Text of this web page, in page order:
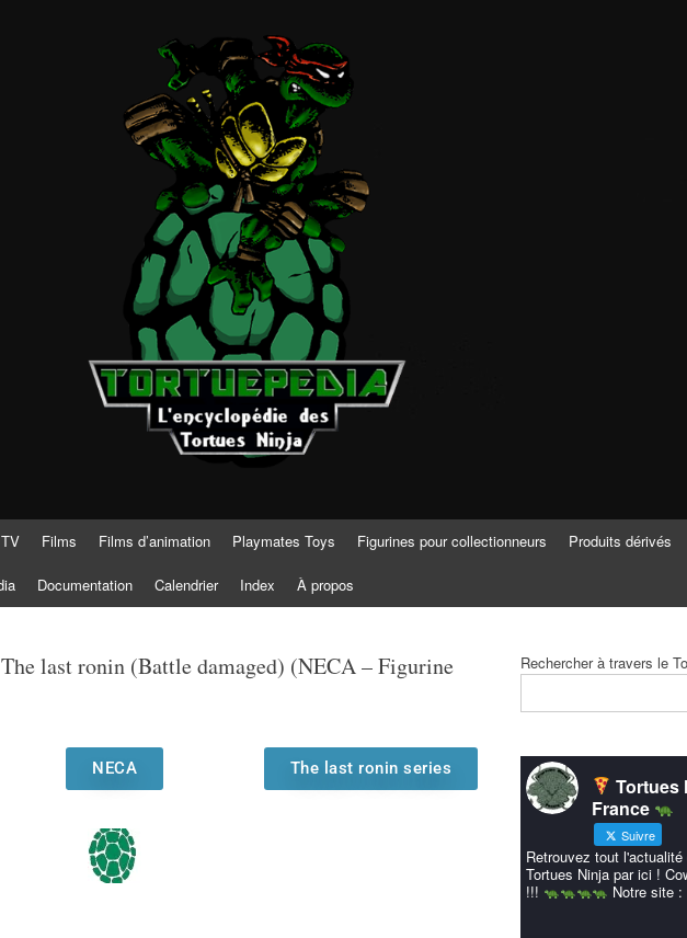
Films Films d’animation Playmates Toys Figurines pour collectionneurs Produits dérivés
Documentation Calendrier Index À propos
last ronin (Battle damaged) (NECA – Figurine
NECA The last ronin series
Rechercher à travers le
Tortues
France
Suivre
Retrouvez tout l'actualité
Tortues Ninja par ici !
!!!
Notre site :